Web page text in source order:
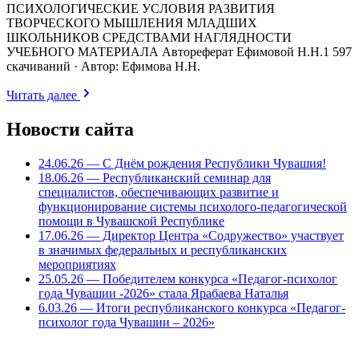
2026
ПСИХОЛОГИЧЕСКИЕ УСЛОВИЯ РАЗВИТИЯ
ТВОРЧЕСКОГО МЫШЛЕНИЯ МЛАДШИХ
ШКОЛЬНИКОВ СРЕДСТВАМИ НАГЛЯДНОСТИ
УЧЕБНОГО МАТЕРИАЛА Автореферат Ефимовой Н.Н.1 597
скачиваний · Автор: Ефимова Н.Н.
Читать далее
Новости сайта
24.06.26 — С Днём рождения Республики Чувашия!
18.06.26 — Республиканский семинар для
специалистов, обеспечивающих развитие и
функционирование системы психолого-педагогической
помощи в Чувашской Республике
17.06.26 — Директор Центра «Содружество» участвует
в значимых федеральных и республиканских
мероприятиях
25.05.26 — Победителем конкурса «Педагог-психолог
года Чувашии -2026» стала Ярабаева Наталья
6.03.26 — Итоги республиканского конкурса «Педагог-
психолог года Чувашии – 2026»